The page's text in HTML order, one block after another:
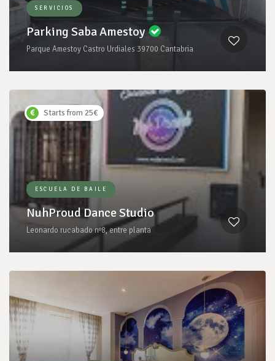
SERVICIOS
Parking Saba Amestoy
Parque Amestoy Castro Urdiales 39700 Cantabria
Starts from 25€
ESCUELA DE BAILE
NuhProud Dance Studio
Leonardo rucabado nº8, entre planta